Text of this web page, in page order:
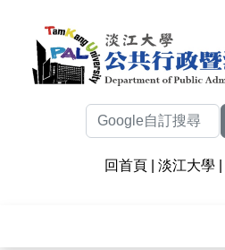
回首頁 淡江大學